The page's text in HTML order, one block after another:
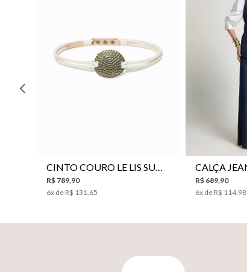
CINTO COURO LE LIS SUKI FEMININO
R$ 789,90
6x de R$ 131,65
34 36
R$ 689,90
6x de R$ 114,98